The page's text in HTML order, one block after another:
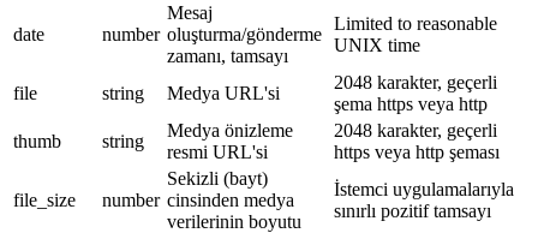
date number
Mesaj
oluşturma/gönderme
zamanı, tamsayı
Limited to reasonable
UNIX time
file string Medya URL'si
2048 karakter, geçerli
şema https veya http
thumb
string
Medya önizleme
resmi URL'si
2048 karakter, geçerli
https veya http şeması
file_size number
Sekizli (bayt)
cinsinden medya
verilerinin boyutu
İstemci uygulamalarıyla
sınırlı pozitif tamsayı